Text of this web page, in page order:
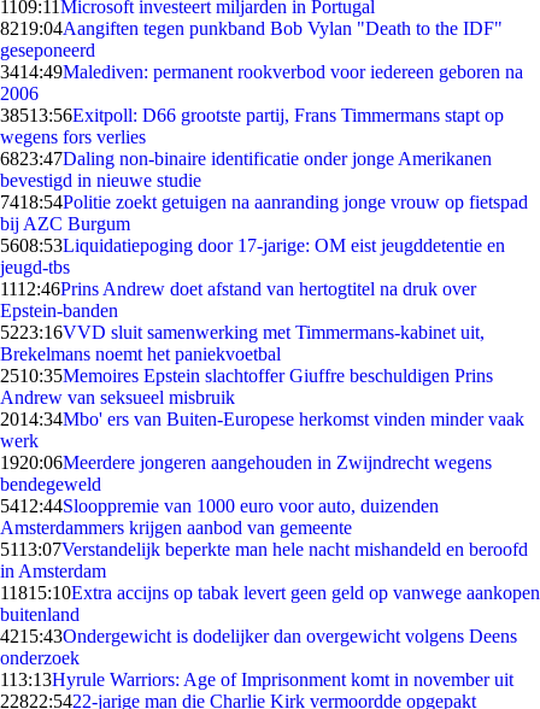
1109:11Microsoft investeert miljarden in Portugal
8219:04Aangiften tegen punkband Bob Vylan "Death to the IDF"
geseponeerd
3414:49Malediven: permanent rookverbod voor iedereen geboren na
2006
38513:56Exitpoll: D66 grootste partij, Frans Timmermans stapt op
wegens fors verlies
6823:47Daling non-binaire identificatie onder jonge Amerikanen
bevestigd in nieuwe studie
7418:54Politie zoekt getuigen na aanranding jonge vrouw op fietspad
bij AZC Burgum
5608:53Liquidatiepoging door 17-jarige: OM eist jeugddetentie en
jeugd-tbs
1112:46Prins Andrew doet afstand van hertogtitel na druk over
Epstein-banden
5223:16VVD sluit samenwerking met Timmermans-kabinet uit,
Brekelmans noemt het paniekvoetbal
2510:35Memoires Epstein slachtoffer Giuffre beschuldigen Prins
Andrew van seksueel misbruik
2014:34Mbo' ers van Buiten-Europese herkomst vinden minder vaak
werk
1920:06Meerdere jongeren aangehouden in Zwijndrecht wegens
bendegeweld
5412:44Slooppremie van 1000 euro voor auto, duizenden
Amsterdammers krijgen aanbod van gemeente
5113:07Verstandelijk beperkte man hele nacht mishandeld en beroofd
in Amsterdam
11815:10Extra accijns op tabak levert geen geld op vanwege aankopen
buitenland
4215:43Ondergewicht is dodelijker dan overgewicht volgens Deens
onderzoek
113:13Hyrule Warriors: Age of Imprisonment komt in november uit
22822:5422-jarige man die Charlie Kirk vermoordde opgepakt